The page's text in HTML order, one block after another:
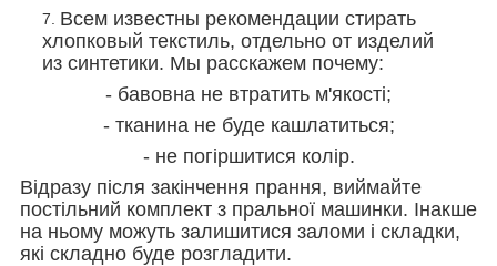
Всем известны рекомендации стирать
хлопковый текстиль, отдельно от изделий
из синтетики. Мы расскажем почему:
- бавовна не втратить м'якості;
- тканина не буде кашлатиться;
- не погіршитися колір.
Відразу після закінчення прання, виймайте
постільний комплект з пральної машинки. Інакше
на ньому можуть залишитися заломи і складки,
які складно буде розгладити.